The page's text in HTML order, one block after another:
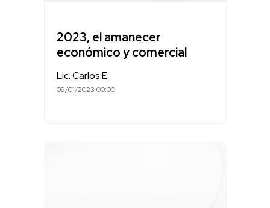
2023, el amanecer
económico y comercial
Lic. Carlos E.
09/01/2023 00:00